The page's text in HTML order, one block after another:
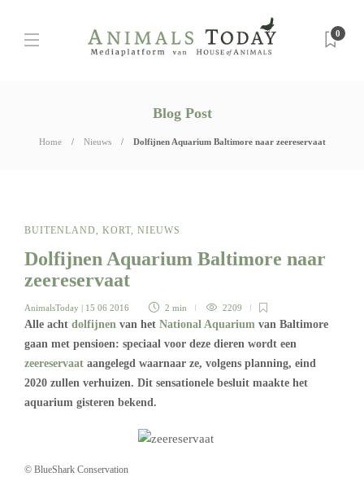
0
Blog Post
Home Nieuws Dolfijnen Aquarium Baltimore naar zeereservaat
BUITENLAND, KORT, NIEUWS
Dolfijnen Aquarium Baltimore naar
zeereservaat
AnimalsToday | 15 06 2016 2 min 2209
Alle acht dolfijnen van het National Aquarium van Baltimore
gaan met pensioen: speciaal voor deze dieren wordt een
zeereservaat aangelegd waarnaar ze, volgens planning, eind
2020 zullen verhuizen. Dit sensationele besluit maakte het
aquarium gisteren bekend.
© BlueShark Conservation